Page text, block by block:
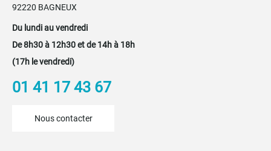
92220 BAGNEUX
Du lundi au vendredi
De 8h30 à 12h30 et de 14h à 18h
(17h le vendredi)
01 41 17 43 67
Nous contacter